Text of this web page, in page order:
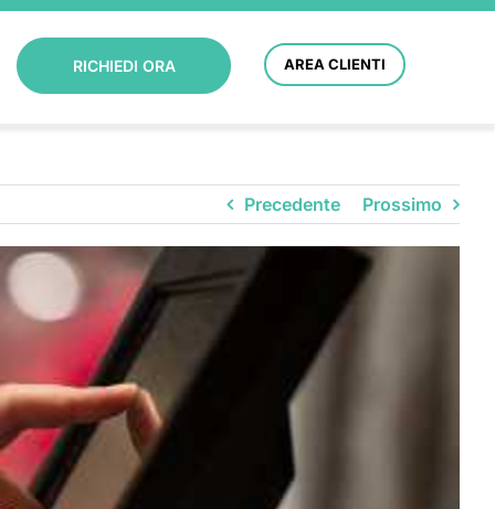
RICHIEDI ORA AREA CLIENTI
Precedente Prossimo